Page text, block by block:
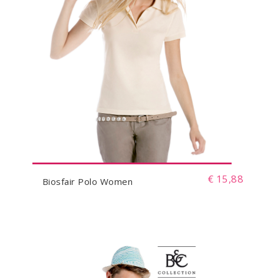
Biosfair Polo Women € 15,88